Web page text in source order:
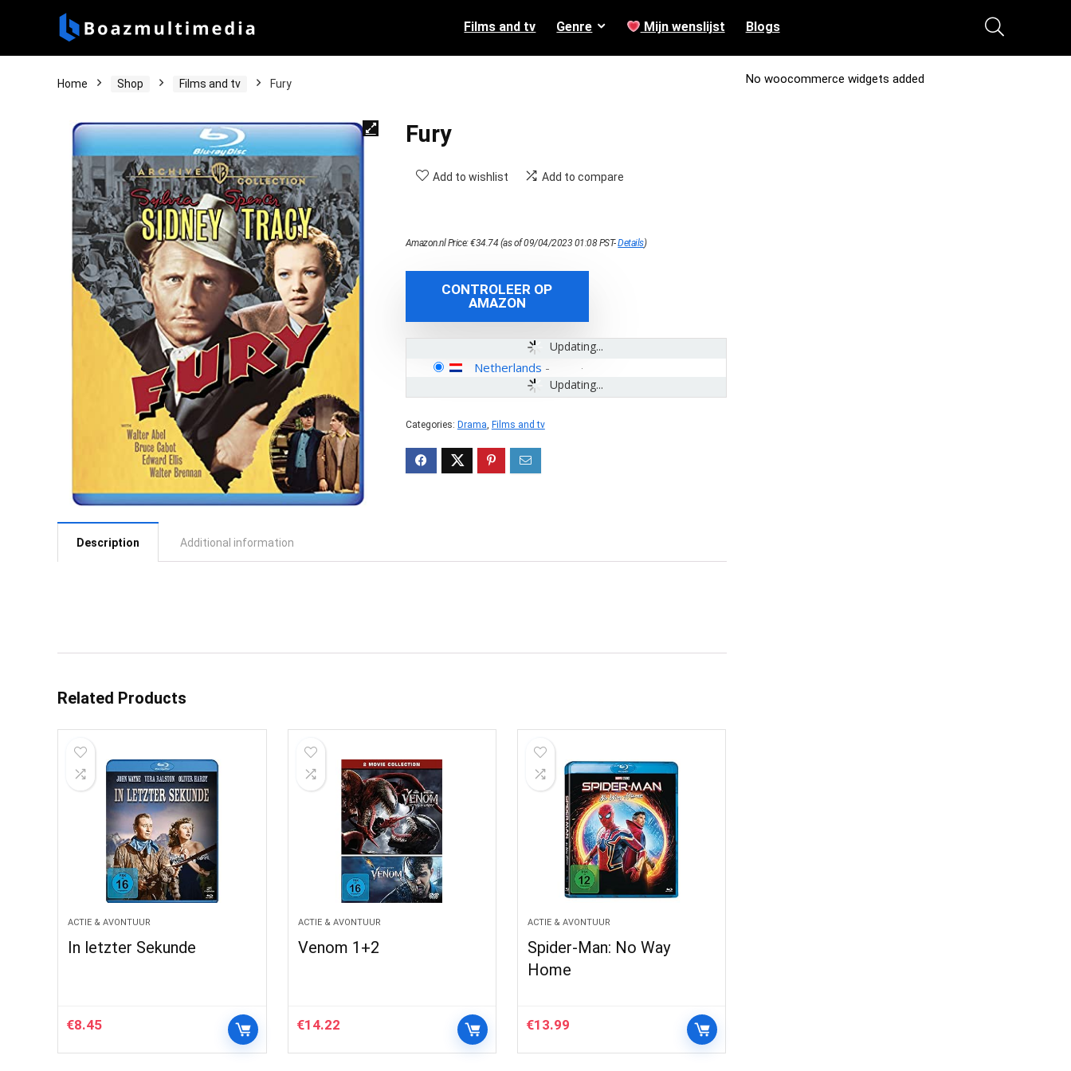
Films and tv Genre Mijn wenslijst Blogs
Home Shop Films and tv Fury
Fury
Add to wishlist Add to compare
Amazon.nl Price:€34.74 (as of 09/04/2023 01:08 PST-Details)
CONTROLEER OP
AMAZON
Updating...
Updating...
Netherlands -
Categories: Drama, Films and tv
Description Additional information
Related Products
ACTIE & AVONTUUR
In letzter Sekunde
€8.45
ACTIE & AVONTUUR
Venom 1+2
€14.22
ACTIE & AVONTUUR
Spider-Man: No Way
Home
€13.99
No woocommerce widgets added